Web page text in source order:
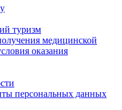
туризм
медицинской
оказания
персональных данных